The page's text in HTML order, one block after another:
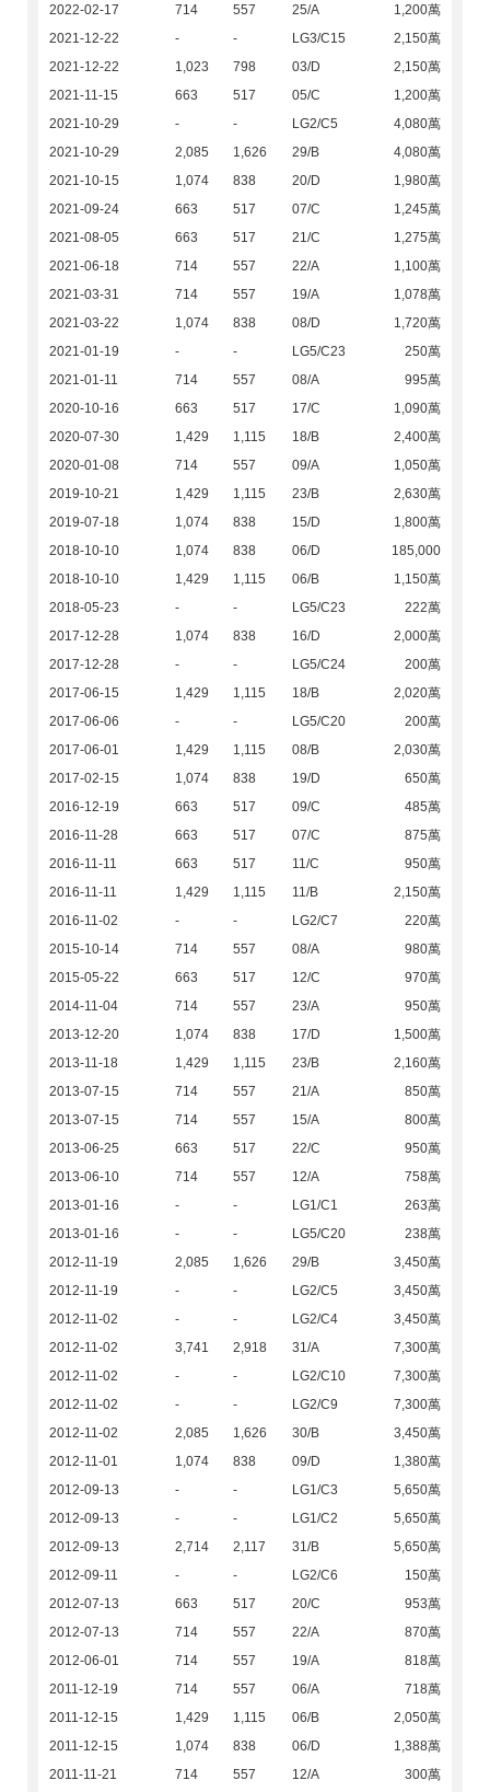
2022-02-17
714 557 25/A
1,200萬
2021-12-22
- - LG3/C15
2,150萬
2021-12-22
1,023 798 03/D
2,150萬
2021-11-15
663 517 05/C
1,200萬
2021-10-29
- - LG2/C5
4,080萬
2021-10-29
2,085 1,626 29/B
4,080萬
2021-10-15
1,074 838 20/D
1,980萬
2021-09-24
663 517 07/C
1,245萬
2021-08-05
663 517 21/C
1,275萬
2021-06-18
714 557 22/A
1,100萬
2021-03-31
714 557 19/A
1,078萬
2021-03-22
1,074 838 08/D
1,720萬
2021-01-19
- - LG5/C23
250萬
2021-01-11
714 557 08/A
995萬
2020-10-16
663 517 17/C
1,090萬
2020-07-30
1,429 1,115 18/B
2,400萬
2020-01-08
714 557 09/A
1,050萬
2019-10-21
1,429 1,115 23/B
2,630萬
2019-07-18
1,074 838 15/D
1,800萬
2018-10-10
1,074 838 06/D
185,000
2018-10-10
1,429 1,115 06/B
1,150萬
2018-05-23
- - LG5/C23
222萬
2017-12-28
1,074 838 16/D
2,000萬
2017-12-28
- - LG5/C24
200萬
2017-06-15
1,429 1,115 18/B
2,020萬
2017-06-06
- - LG5/C20
200萬
2017-06-01
1,429 1,115 08/B
2,030萬
2017-02-15
1,074 838 19/D
650萬
2016-12-19
663 517 09/C
485萬
2016-11-28
663 517 07/C
875萬
2016-11-11
663 517 11/C
950萬
2016-11-11
1,429 1,115 11/B
2,150萬
2016-11-02
- - LG2/C7
220萬
2015-10-14
714 557 08/A
980萬
2015-05-22
663 517 12/C
970萬
2014-11-04
714 557 23/A
950萬
2013-12-20
1,074 838 17/D
1,500萬
2013-11-18
1,429 1,115 23/B
2,160萬
2013-07-15
714 557 21/A
850萬
2013-07-15
714 557 15/A
800萬
2013-06-25
663 517 22/C
950萬
2013-06-10
714 557 12/A
758萬
2013-01-16
- - LG1/C1
263萬
2013-01-16
- - LG5/C20
238萬
2012-11-19
2,085 1,626 29/B
3,450萬
2012-11-19
- - LG2/C5
3,450萬
2012-11-02
- - LG2/C4
3,450萬
2012-11-02
3,741 2,918 31/A
7,300萬
2012-11-02
- - LG2/C10
7,300萬
2012-11-02
- - LG2/C9
7,300萬
2012-11-02
2,085 1,626 30/B
3,450萬
2012-11-01
1,074 838 09/D
1,380萬
2012-09-13
- - LG1/C3
5,650萬
2012-09-13
- - LG1/C2
5,650萬
2012-09-13
2,714 2,117 31/B
5,650萬
2012-09-11
- - LG2/C6
150萬
2012-07-13
663 517 20/C
953萬
2012-07-13
714 557 22/A
870萬
2012-06-01
714 557 19/A
818萬
2011-12-19
714 557 06/A
718萬
2011-12-15
1,429 1,115 06/B
2,050萬
2011-12-15
1,074 838 06/D
1,388萬
2011-11-21
714 557 12/A 300萬